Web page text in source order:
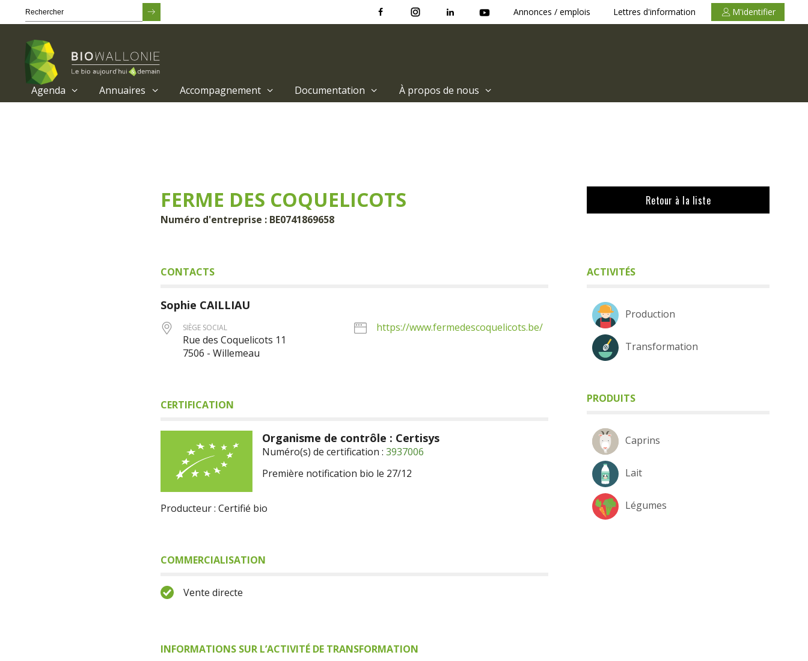
Annonces / emplois Lettres d'information M'identifier
Agenda Annuaires Accompagnement Documentation À propos de nous
FERME DES COQUELICOTS
Numéro d'entreprise : BE0741869658
CONTACTS
Sophie CAILLIAU
SIÈGE SOCIAL
Rue des Coquelicots 11
7506 - Willemeau
https://www.fermedescoquelicots.be/
CERTIFICATION
Organisme de contrôle : Certisys
Numéro(s) de certification : 3937006
Première notification bio le 27/12
Producteur : Certifié bio
COMMERCIALISATION
Vente directe
INFORMATIONS SUR L’ACTIVITÉ DE TRANSFORMATION
Retour à la liste
ACTIVITÉS
Production
Transformation
PRODUITS
Caprins
Lait
Légumes